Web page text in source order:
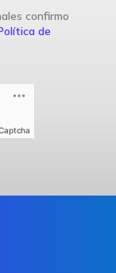
confirmo
de